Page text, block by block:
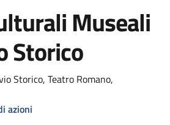
Museali
Storico
Storico, Teatro Romano,
azioni